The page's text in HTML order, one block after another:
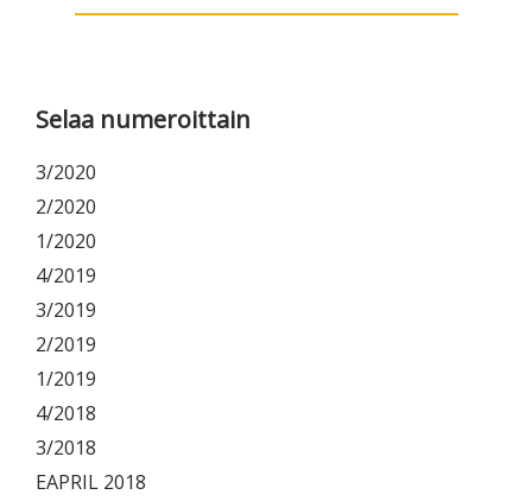
Primary
Selaa numeroittain
3/2020
2/2020
1/2020
4/2019
3/2019
2/2019
1/2019
4/2018
3/2018
EAPRIL 2018